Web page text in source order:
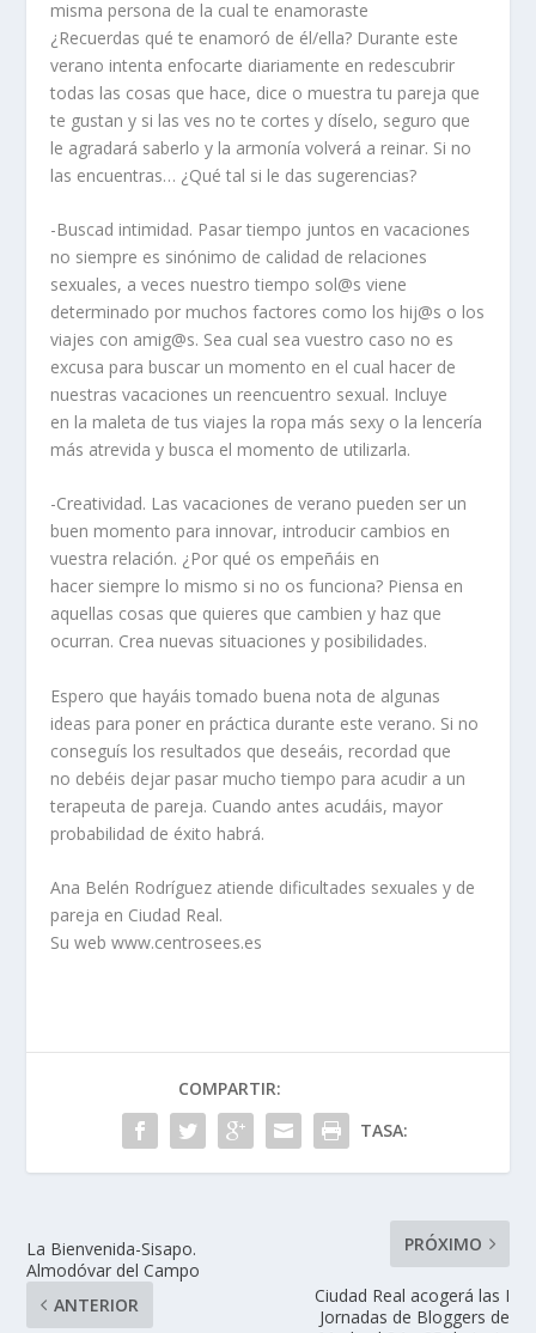
misma persona de la cual te enamoraste
¿Recuerdas qué te enamoró de él/ella? Durante este
verano intenta enfocarte diariamente en redescubrir
todas las cosas que hace, dice o muestra tu pareja que
te gustan y si las ves no te cortes y díselo, seguro que
le agradará saberlo y la armonía volverá a reinar. Si no
las encuentras… ¿Qué tal si le das sugerencias?
-Buscad intimidad. Pasar tiempo juntos en vacaciones
no siempre es sinónimo de calidad de relaciones
sexuales, a veces nuestro tiempo sol@s viene
determinado por muchos factores como los hij@s o los
viajes con amig@s. Sea cual sea vuestro caso no es
excusa para buscar un momento en el cual hacer de
nuestras vacaciones un reencuentro sexual. Incluye
en la maleta de tus viajes la ropa más sexy o la lencería
más atrevida y busca el momento de utilizarla.
-Creatividad. Las vacaciones de verano pueden ser un
buen momento para innovar, introducir cambios en
vuestra relación. ¿Por qué os empeñáis en
hacer siempre lo mismo si no os funciona? Piensa en
aquellas cosas que quieres que cambien y haz que
ocurran. Crea nuevas situaciones y posibilidades.
Espero que hayáis tomado buena nota de algunas
ideas para poner en práctica durante este verano. Si no
conseguís los resultados que deseáis, recordad que
no debéis dejar pasar mucho tiempo para acudir a un
terapeuta de pareja. Cuando antes acudáis, mayor
probabilidad de éxito habrá.
Ana Belén Rodríguez atiende dificultades sexuales y de
pareja en Ciudad Real.
Su web www.centrosees.es
COMPARTIR:
TASA:
La Bienvenida-Sisapo.
Almodóvar del Campo
ANTERIOR
PRÓXIMO
Ciudad Real acogerá las I
Jornadas de Bloggers de